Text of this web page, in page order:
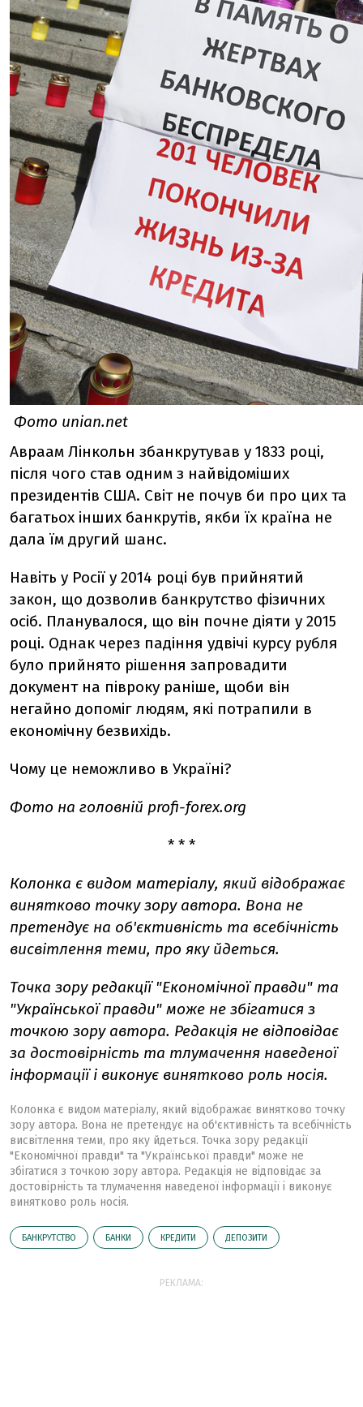
Фото unian.net
Авраам Лінкольн збанкрутував у 1833 році,
після чого став одним з найвідоміших
президентів США. Світ не почув би про цих та
багатьох інших банкрутів, якби їх країна не
дала їм другий шанс.
Навіть у Росії у 2014 році був прийнятий
закон, що дозволив банкрутство фізичних
осіб. Планувалося, що він почне діяти у 2015
році. Однак через падіння удвічі курсу рубля
було прийнято рішення запровадити
документ на півроку раніше, щоби він
негайно допоміг людям, які потрапили в
економічну безвихідь.
Чому це неможливо в Україні?
Фото на головній profi-forex.org
* * *
Колонка є видом матеріалу, який відображає
винятково точку зору автора. Вона не
претендує на об'єктивність та всебічність
висвітлення теми, про яку йдеться.
Точка зору редакції "Економічної правди" та
"Української правди" може не збігатися з
точкою зору автора. Редакція не відповідає
за достовірність та тлумачення наведеної
інформації і виконує винятково роль носія.
Колонка є видом матеріалу, який відображає винятково точку
зору автора. Вона не претендує на об'єктивність та всебічність
висвітлення теми, про яку йдеться. Точка зору редакції
"Економічної правди" та "Української правди" може не
збігатися з точкою зору автора. Редакція не відповідає за
достовірність та тлумачення наведеної інформації і виконує
винятково роль носія.
БАНКРУТСТВО БАНКИ КРЕДИТИ ДЕПОЗИТИ
РЕКЛАМА: